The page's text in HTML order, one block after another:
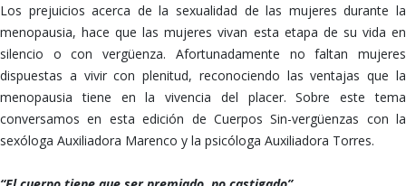
Los prejuicios acerca de la sexualidad de las mujeres durante la
menopausia, hace que las mujeres vivan esta etapa de su vida en
silencio o con vergüenza. Afortunadamente no faltan mujeres
dispuestas a vivir con plenitud, reconociendo las ventajas que la
menopausia tiene en la vivencia del placer. Sobre este tema
conversamos en esta edición de Cuerpos Sin-vergüenzas con la
sexóloga Auxiliadora Marenco y la psicóloga Auxiliadora Torres.